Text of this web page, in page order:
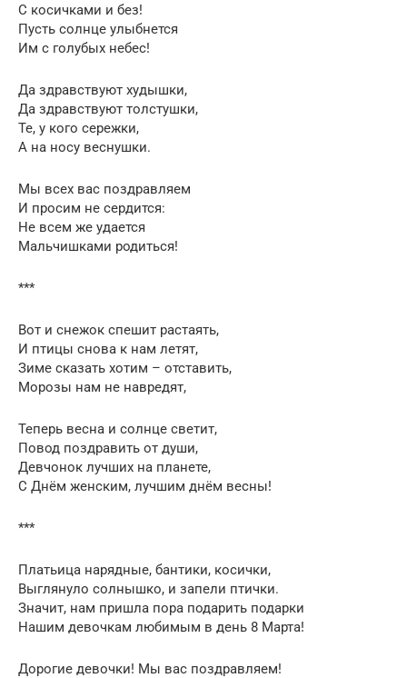
С косичками и без!
Пусть солнце улыбнется
Им с голубых небес!
Да здравствуют худышки,
Да здравствуют толстушки,
Те, у кого сережки,
А на носу веснушки.
Мы всех вас поздравляем
И просим не сердится:
Не всем же удается
Мальчишками родиться!
***
Вот и снежок спешит растаять,
И птицы снова к нам летят,
Зиме сказать хотим – отставить,
Морозы нам не навредят,
Теперь весна и солнце светит,
Повод поздравить от души,
Девчонок лучших на планете,
С Днём женским, лучшим днём весны!
***
Платьица нарядные, бантики, косички,
Выглянуло солнышко, и запели птички.
Значит, нам пришла пора подарить подарки
Нашим девочкам любимым в день 8 Марта!
Дорогие девочки! Мы вас поздравляем!